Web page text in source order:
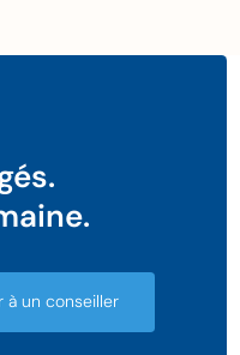
à un conseiller